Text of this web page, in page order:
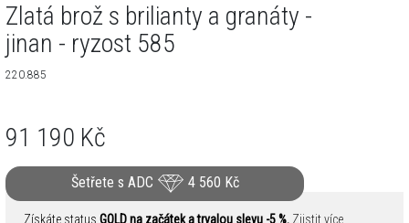
Zlatá brož s brilianty a granáty -
jinan - ryzost 585
220.885
91 190 Kč
Šetřete s ADC 4 560 Kč
Získáte status GOLD na začátek a trvalou slevu -5 %. Zjistit více